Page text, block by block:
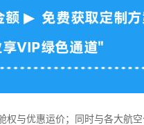
与优惠运价；同时与各大航